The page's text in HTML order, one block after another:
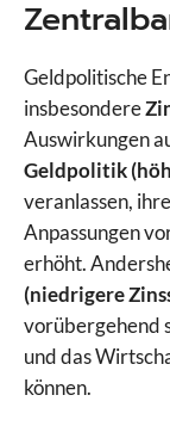
Geldpolitische
insbesondere
Auswirkungen
Geldpolitik
veranlassen,
Anpassungen
erhöht.
(niedrigere
vorübergehend
und das
können.